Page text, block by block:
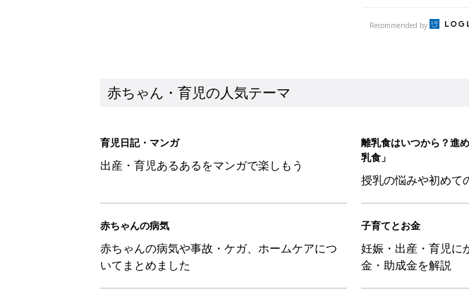
Recommended by
赤ちゃん・育児の人気テーマ
育児日記・マンガ
出産・育児あるあるをマンガで楽しもう
離乳食はいつから？進
乳食」
授乳の悩みや初めて
赤ちゃんの病気
赤ちゃんの病気や事故・ケガ、ホームケアにつ
いてまとめました
子育てとお金
妊娠・出産・育児に
金・助成金を解説